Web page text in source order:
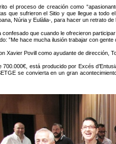
el proceso de creación como
que sufrieron el Sitio y que llegue a todo
Núria y Eulàlia-, para hacer un retrato de
que cuando le ofrecieron
”Me hace mucha ilusión trabajar con gente
Xavier Povill como ayudante de dirección,
está producido por Excés
se convierta en un gran